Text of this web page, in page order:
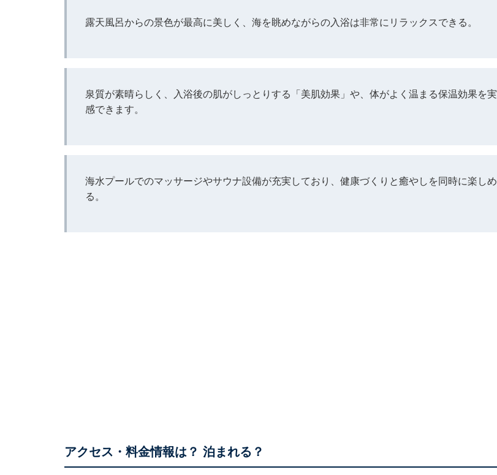
露天風呂からの景色が最高に美しく、海を眺めながらの入浴は非常にリラックスできる。
泉質が素晴らしく、入浴後の肌がしっとりする「美肌効果」や、体がよく温まる保温効果を実
感できます。
海水プールでのマッサージやサウナ設備が充実しており、健康づくりと癒やしを同時に楽しめ
る。
アクセス・料金情報は？ 泊まれる？